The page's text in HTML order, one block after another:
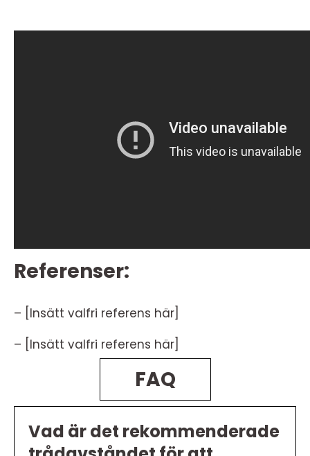
Referenser:
– [Insätt valfri referens här]
– [Insätt valfri referens här]
FAQ
Vad är det rekommenderade